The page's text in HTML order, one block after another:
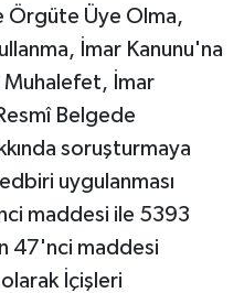
Örgüte Üye Olma,
İmar Kanunu'na
Muhalefet, İmar
Belgede
soruşturmaya
uygulanması
maddesi ile 5393
47'nci maddesi
İçişleri